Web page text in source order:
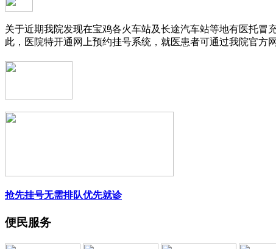
关于近期我院发现在宝鸡各火车站及长途汽车站等地有医托
此，医院特开通网上预约挂号系统，就医患者可通过我院官方
抢先挂号无需排队优先就诊
便民服务